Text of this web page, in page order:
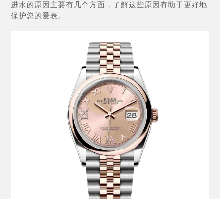
进水的原因主要有几个方面，了解这些原因有助于更好地
保护您的爱表。